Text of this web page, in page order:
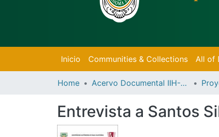
Inicio Communities & Collections All of
Home Acervo Documental IIH-UABC
Entrevista a Santos